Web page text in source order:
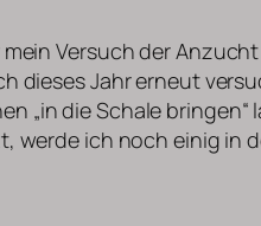
Versuch der
dieses Jahr erneut
„in die Schale bringen“
werde ich noch einig in